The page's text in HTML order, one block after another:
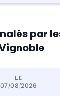
par
LE
07/08/2026